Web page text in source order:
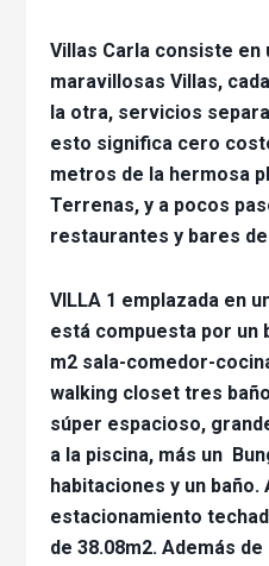
Villas Carla consiste en
maravillosas Villas,
la otra, servicios
esto significa cero
metros de la hermosa
Terrenas, y a pocos
restaurantes y bares
VILLA 1 emplazada en
está compuesta por un
m2 sala-comedor-
walking closet tres
súper espacioso,
a la piscina, más un
habitaciones y un baño.
estacionamiento
de 38.08m2. Además